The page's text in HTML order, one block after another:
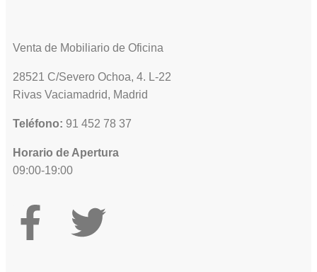
Venta de Mobiliario de Oficina
28521 C/Severo Ochoa, 4. L-22
Rivas Vaciamadrid, Madrid
Teléfono: 91 452 78 37
Horario de Apertura
09:00-19:00